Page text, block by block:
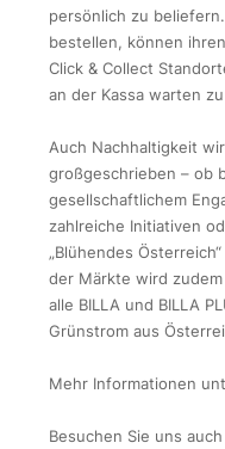
persönlich zu
bestellen, können
Click & Collect
an der Kassa warten
Auch Nachhaltigkeit
großgeschrieben – ob
gesellschaftlichem
zahlreiche Initiativen
„Blühendes
der Märkte wird
alle BILLA und BILLA
Grünstrom aus
Mehr Informationen
Besuchen Sie uns